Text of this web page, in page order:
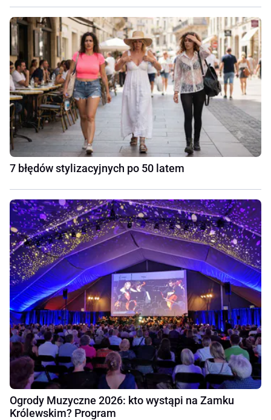
7 błędów stylizacyjnych po 50 latem
Ogrody Muzyczne 2026: kto wystąpi na Zamku
Królewskim? Program